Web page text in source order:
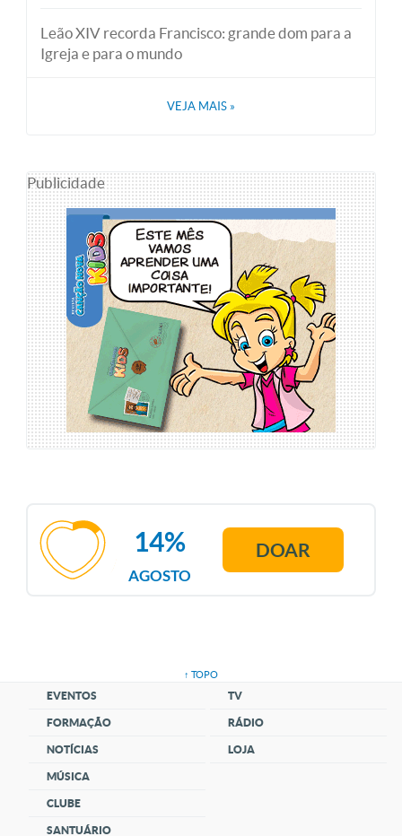
Leão XIV recorda Francisco: grande dom para a
Igreja e para o mundo
VEJA MAIS »
Publicidade
AGOSTO
14% DOAR
↑ TOPO
EVENTOS
FORMAÇÃO
NOTÍCIAS
MÚSICA
CLUBE
SANTUÁRIO
TV
RÁDIO
LOJA